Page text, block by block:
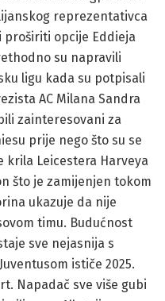
reprezentativca
proširiti opcije Eddieja
su napravili
ligu kada su potpisali
AC Milana Sandra
zainteresovani za
prije nego što su se
krila Leicestera Harveya
što je zamijenjen tokom
ukazuje da nije
timu. Budućnost
sve nejasnija s
ističe 2025.
Napadač sve više gubi